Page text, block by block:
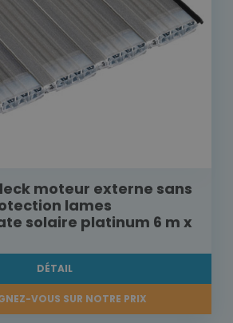
moteur externe sans
lames
solaire platinum 6 m x
DÉTAIL
VOUS SUR NOTRE PRIX